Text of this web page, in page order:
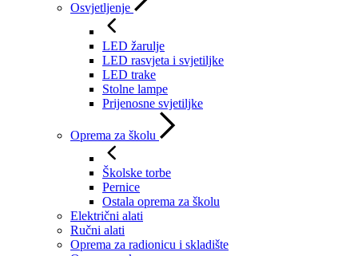
Osvjetljenje
LED žarulje
LED rasvjeta i svjetiljke
LED trake
Stolne lampe
Prijenosne svjetiljke
Oprema za školu
Školske torbe
Pernice
Ostala oprema za školu
Električni alati
Ručni alati
Oprema za radionicu i skladište